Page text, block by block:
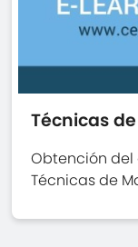
Técnicas
Obtención
Técnicas de